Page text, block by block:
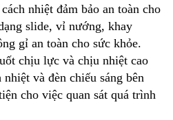
nhiệt đảm bảo an toàn cho
slide, vỉ nướng, khay
gỉ an toàn cho sức khỏe.
chịu lực và chịu nhiệt cao
và đèn chiếu sáng bên
cho việc quan sát quá trình